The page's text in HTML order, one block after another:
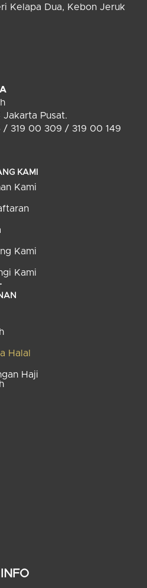
Kelapa Dua, Kebon Jeruk
Jakarta Pusat.
/ 319 00 309 / 319 00 149
KAMI
Kami
Kami
Kami
Halal
Haji
INFO